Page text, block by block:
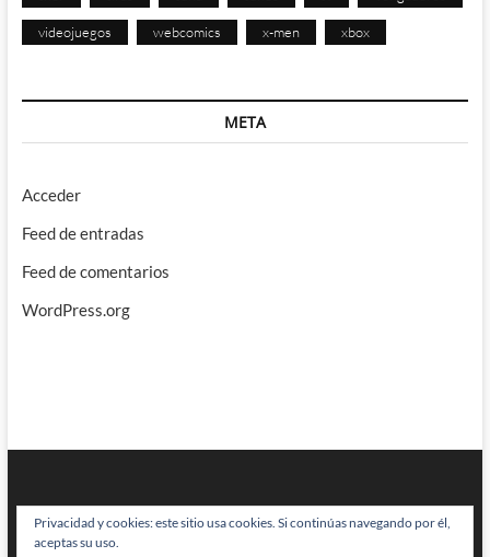
videojuegos webcomics x-men xbox
META
Acceder
Feed de entradas
Feed de comentarios
WordPress.org
Privacidad y cookies: este sitio usa cookies. Si continúas navegando por él,
aceptas su uso.